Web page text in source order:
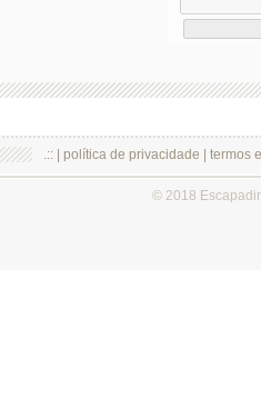
.:: | política de privacidade termos
© 2018